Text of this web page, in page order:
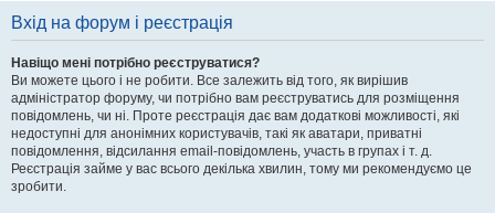
Вхід на форум і реєстрація
Навіщо мені потрібно реєструватися?
Ви можете цього і не робити. Все залежить від того, як вирішив
адміністратор форуму, чи потрібно вам реєструватись для розміщення
повідомлень, чи ні. Проте реєстрація дає вам додаткові можливості, які
недоступні для анонімних користувачів, такі як аватари, приватні
повідомлення, відсилання email-повідомлень, участь в групах і т. д.
Реєстрація займе у вас всього декілька хвилин, тому ми рекомендуємо це
зробити.